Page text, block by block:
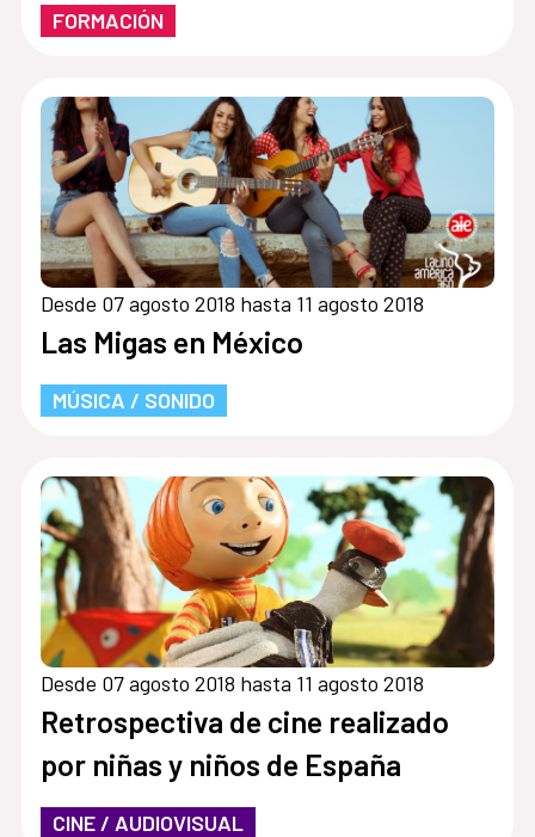
FORMACIÓN
Desde 07 agosto 2018 hasta 11 agosto 2018
Las Migas en México
MÚSICA / SONIDO
Desde 07 agosto 2018 hasta 11 agosto 2018
Retrospectiva de cine realizado
por niñas y niños de España
CINE / AUDIOVISUAL